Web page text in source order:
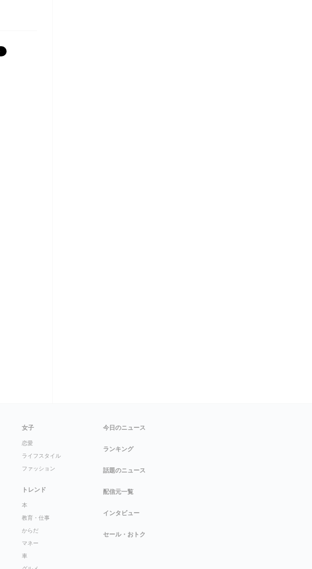
女子
恋愛
ライフスタイル
ファッション
トレンド
本
教育・仕事
からだ
マネー
車
今日のニュース
ランキング
話題のニュース
配信元一覧
インタビュー
セール・おトク